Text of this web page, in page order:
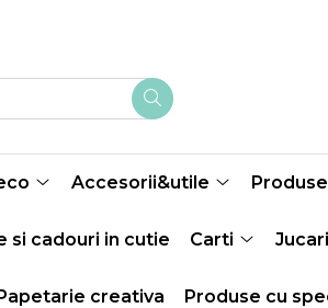
Accesorii&utile
si cadouri in cutie Carti
creativa Produse cu